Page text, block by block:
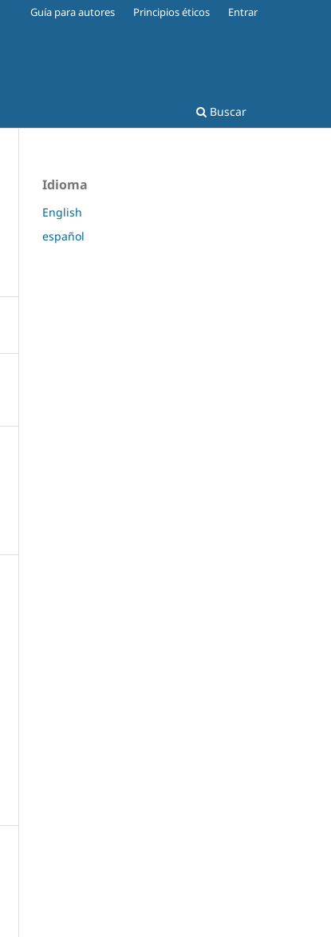
Buscar
Guía para autores Principios éticos Entrar
Idioma
English
español